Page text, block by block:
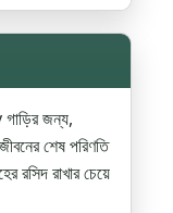
জন্য,
শেষ পরিণতি
রসিদ রাখার চেয়ে